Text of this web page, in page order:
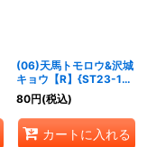
(06)天馬トモロウ&沢城
キョウ【R】{ST23-13}
《多》
80円(税込)
カートに入れる